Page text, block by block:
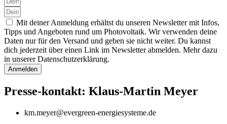
Mit deiner Anmeldung erhältst du unseren Newsletter mit Infos,
Tipps und Angeboten rund um Photovoltaik. Wir verwenden deine
Daten nur für den Versand und geben sie nicht weiter. Du kannst
dich jederzeit über einen Link im Newsletter abmelden. Mehr dazu
in unserer Datenschutzerklärung.
Anmelden
Presse-kontakt: Klaus-Martin Meyer
km.meyer@evergreen-energiesysteme.de